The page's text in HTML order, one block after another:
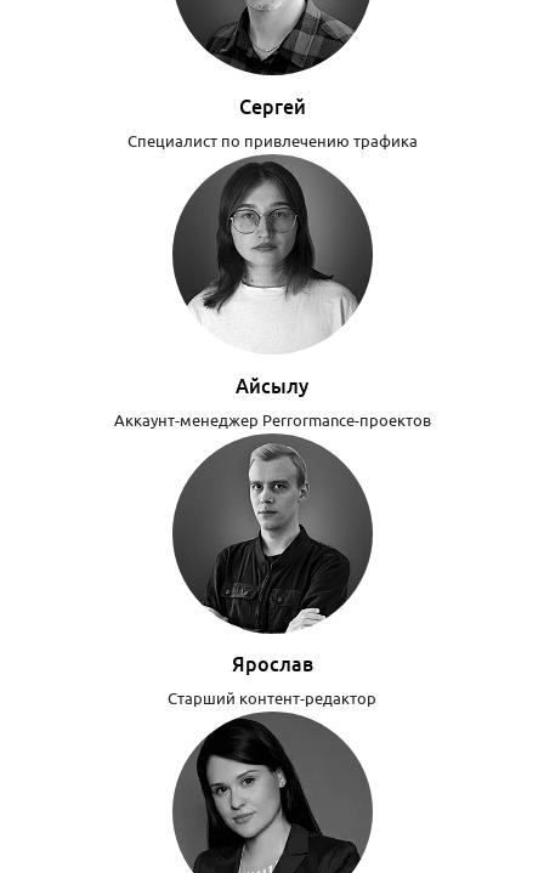
Сергей
Специалист по привлечению трафика
Айсылу
Аккаунт-менеджер Perrormance-проектов
Ярослав
Старший контент-редактор